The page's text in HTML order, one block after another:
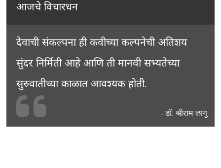
आजचे विचारधन
देवाची संकल्पना ही कवीच्या कल्पनेची अतिशय
सुंदर निर्मिती आहे आणि ती मानवी सभ्यतेच्या
सुरुवातीच्या काळात आवश्यक होती.
- डॉ. श्रीराम लागू